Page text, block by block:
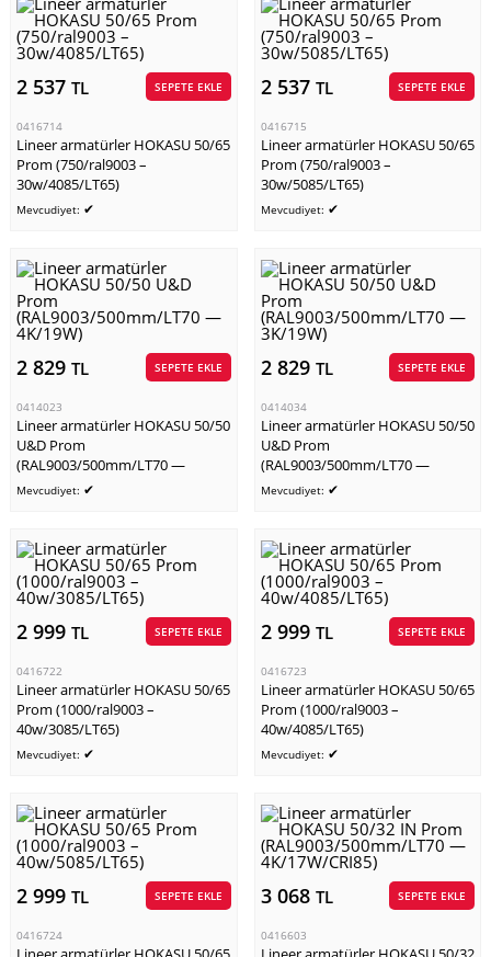
2 537 TL SEPETE EKLE
0416714
Lineer armatürler HOKASU 50/65
Prom (750/ral9003 –
30w/4085/LT65)
Mevcudiyet: ✔
2 537 TL SEPETE EKLE
0416715
Lineer armatürler HOKASU 50/65
Prom (750/ral9003 –
30w/5085/LT65)
Mevcudiyet: ✔
2 829 TL SEPETE EKLE
0414023
Lineer armatürler HOKASU 50/50
U&D Prom
(RAL9003/500mm/LT70 —
4K/19W)
Mevcudiyet: ✔
2 829 TL SEPETE EKLE
0414034
Lineer armatürler HOKASU 50/50
U&D Prom
(RAL9003/500mm/LT70 —
3K/19W)
Mevcudiyet: ✔
2 999 TL SEPETE EKLE
0416722
Lineer armatürler HOKASU 50/65
Prom (1000/ral9003 –
40w/3085/LT65)
Mevcudiyet: ✔
2 999 TL SEPETE EKLE
0416723
Lineer armatürler HOKASU 50/65
Prom (1000/ral9003 –
40w/4085/LT65)
Mevcudiyet: ✔
2 999 TL SEPETE EKLE
0416724
3 068 TL SEPETE EKLE
0416603